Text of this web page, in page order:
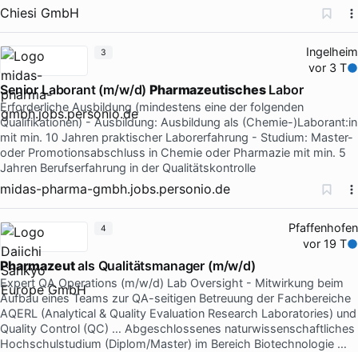
Chiesi GmbH
Ingelheim
vor 3 T
Senior Laborant (m/w/d)PharmazeutischesLabor
Erforderliche Ausbildung (mindestens eine der folgenden
Qualifikationen) - Ausbildung: Ausbildung als (Chemie-)Laborant:in
mit min. 10 Jahren praktischer Laborerfahrung - Studium: Master-
oder Promotionsabschluss in Chemie oder Pharmazie mit min. 5
Jahren Berufserfahrung in der Qualitätskontrolle
midas-pharma-gmbh.jobs.personio.de
3
Pfaffenhofen
vor 19 T
Pharmazeutals Qualitätsmanager (m/w/d)
Expert QA Operations (m/w/d) Lab Oversight - Mitwirkung beim
Aufbau eines Teams zur QA-seitigen Betreuung der Fachbereiche
AQERL (Analytical & Quality Evaluation Research Laboratories) und
Quality Control (QC) … Abgeschlossenes naturwissenschaftliches
Hochschulstudium (Diplom/Master) im Bereich Biotechnologie …
4